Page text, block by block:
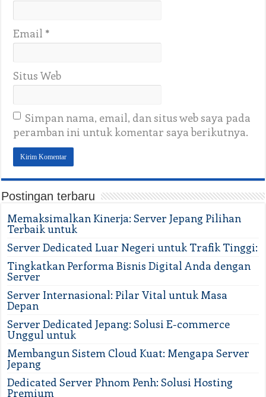
Email *
Situs Web
Simpan nama, email, dan situs web saya pada
peramban ini untuk komentar saya berikutnya.
Postingan terbaru
Memaksimalkan Kinerja: Server Jepang Pilihan
Terbaik untuk
Server Dedicated Luar Negeri untuk Trafik Tinggi:
Tingkatkan Performa Bisnis Digital Anda dengan
Server
Server Internasional: Pilar Vital untuk Masa
Depan
Server Dedicated Jepang: Solusi E-commerce
Unggul untuk
Membangun Sistem Cloud Kuat: Mengapa Server
Jepang
Dedicated Server Phnom Penh: Solusi Hosting
Premium